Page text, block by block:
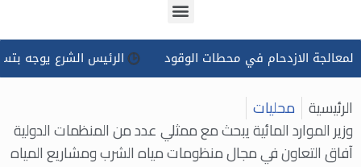
في محطات الوقود الرئيس الشرع يوجه بتسخير كل
الرئيسية محليات
وزير الموارد المائية يبحث مع ممثلي عدد من المنظمات الدولية
آفاق التعاون في مجال منظومات مياه الشرب ومشاريع المياه